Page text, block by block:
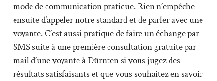
mode de communication pratique. Rien n’empêche
ensuite d’appeler notre standard et de parler avec une
voyante. C’est aussi pratique de faire un échange par
SMS suite à une première consultation gratuite par
mail d’une voyante à Dürnten si vous jugez des
résultats satisfaisants et que vous souhaitez en savoir